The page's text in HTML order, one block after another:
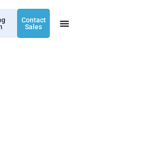
Contact
Sales